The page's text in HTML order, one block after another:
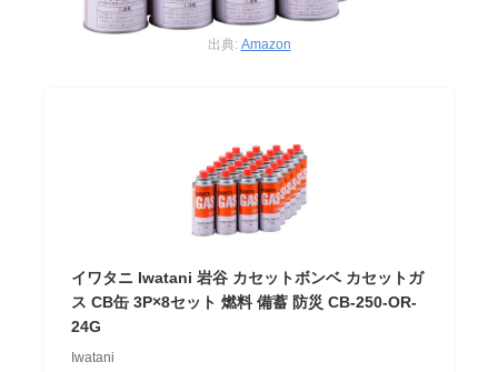
出典: Amazon
イワタニ Iwatani 岩谷 カセットボンベ カセットガ
ス CB缶 3P×8セット 燃料 備蓄 防災 CB-250-OR-
24G
Iwatani